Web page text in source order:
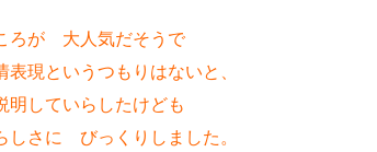
ろが 大人気だそうで
現というつもりはないと、
していらしたけども
しさに びっくりしました。